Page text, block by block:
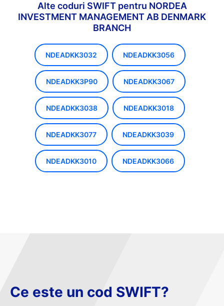
Alte coduri SWIFT pentru NORDEA
INVESTMENT MANAGEMENT AB DENMARK
BRANCH
NDEADKK3032 NDEADKK3056
NDEADKK3P90 NDEADKK3067
NDEADKK3038 NDEADKK3018
NDEADKK3077 NDEADKK3039
NDEADKK3010 NDEADKK3066
Ce este un cod SWIFT?